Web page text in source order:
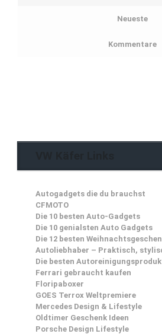
Neueste
Kommentare
Autogadgets die du brauchst
CFMOTO
Die 10 besten Auto-Gadgets
Die 10 genialsten Auto Gadgets
Die 12 besten
Autoliebhaber – Praktisch,
Die besten
Ferrari gebraucht kaufen
Floripaboxer
GOES Terrox Weltpremiere
Mercedes Design & Lifestyle
Oldtimer Geschenk Ideen
Porsche Design Lifestyle